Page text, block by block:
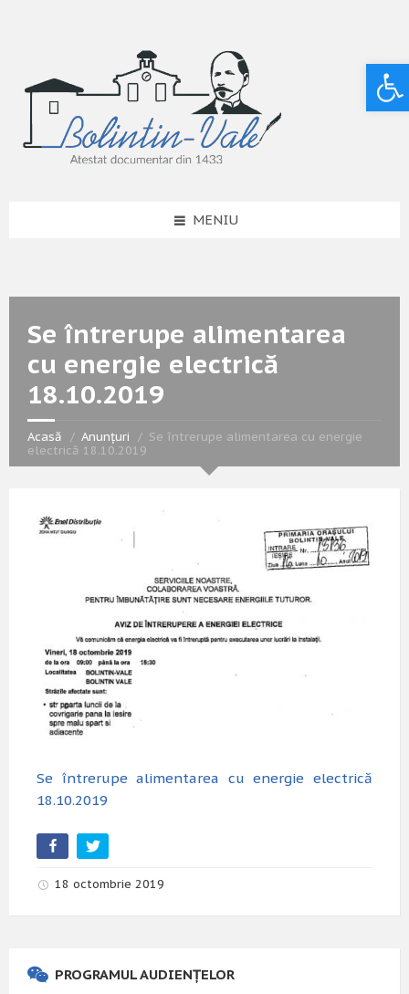
MENIU
Se întrerupe alimentarea
cu energie electrică
18.10.2019
Acasă Anunțuri
Se întrerupe alimentarea cu energie
electrică 18.10.2019
Se întrerupe alimentarea cu energie electrică
18.10.2019
18 octombrie 2019
PROGRAMUL AUDIENȚELOR
Deschide bara de unelte